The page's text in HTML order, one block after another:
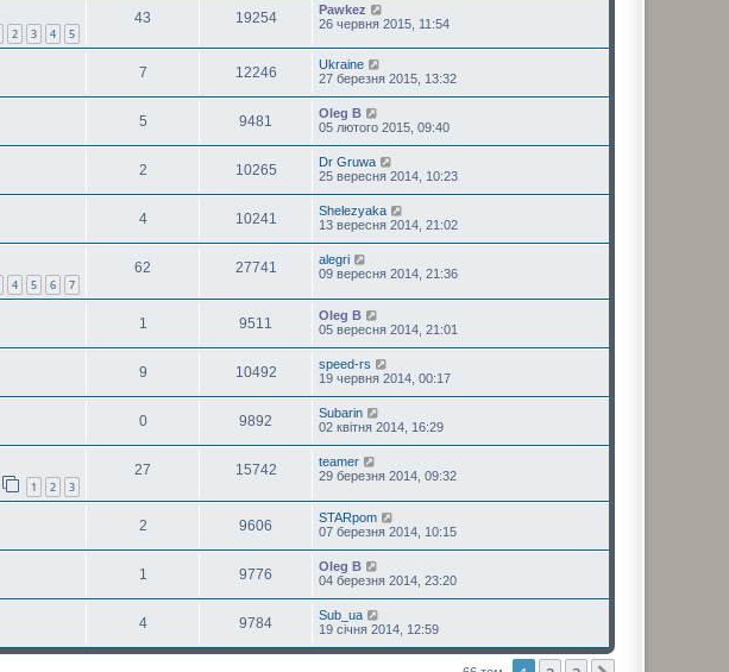
2 3 4 5
43 19254
Pawkez
26 червня 2015, 11:54
7 12246
Ukraine
27 березня 2015, 13:32
5 9481
Oleg B
05 лютого 2015, 09:40
2 10265
Dr Gruwa
25 вересня 2014, 10:23
4 10241
Shelezyaka
13 вересня 2014, 21:02
4 5 6 7
62 27741
alegri
09 вересня 2014, 21:36
1 9511
Oleg B
05 вересня 2014, 21:01
9 10492
speed-rs
19 червня 2014, 00:17
0 9892
Subarin
02 квітня 2014, 16:29
1 2 3
27 15742
teamer
29 березня 2014, 09:32
2 9606
STARpom
07 березня 2014, 10:15
1 9776
Oleg B
04 березня 2014, 23:20
4 9784
Sub_ua
19 січня 2014, 12:59